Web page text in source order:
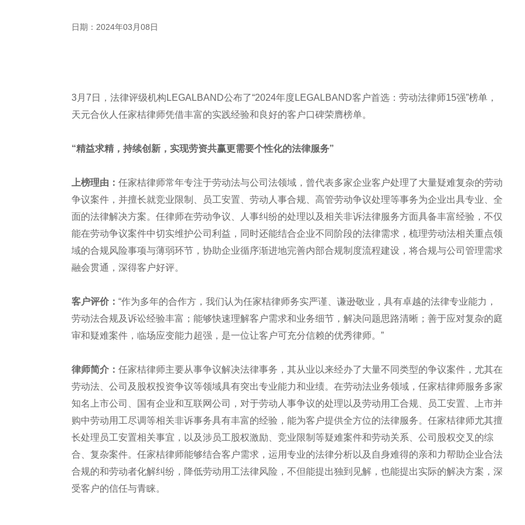
日期：2024年03月08日
3月7日，法律评级机构LEGALBAND公布了“2024年度LEGALBAND客户首选：劳动法律师15强”榜单，
天元合伙人任家桔律师凭借丰富的实践经验和良好的客户口碑荣膺榜单。
“精益求精，持续创新，实现劳资共赢更需要个性化的法律服务”
上榜理由： 任家桔律师常年专注于劳动法与公司法领域，曾代表多家企业客户处理了大量疑难复杂的劳动
争议案件，并擅长就竞业限制、员工安置、劳动人事合规、高管劳动争议处理等事务为企业出具专业、全
面的法律解决方案。任律师在劳动争议、人事纠纷的处理以及相关非诉法律服务方面具备丰富经验，不仅
能在劳动争议案件中切实维护公司利益，同时还能结合企业不同阶段的法律需求，梳理劳动法相关重点领
域的合规风险事项与薄弱环节，协助企业循序渐进地完善内部合规制度流程建设，将合规与公司管理需求
融会贯通，深得客户好评。
客户评价： “作为多年的合作方，我们认为任家桔律师务实严谨、谦逊敬业，具有卓越的法律专业能力，
劳动法合规及诉讼经验丰富；能够快速理解客户需求和业务细节，解决问题思路清晰；善于应对复杂的庭
审和疑难案件，临场应变能力超强，是一位让客户可充分信赖的优秀律师。”
律师简介： 任家桔律师主要从事争议解决法律事务，其从业以来经办了大量不同类型的争议案件，尤其在
劳动法、公司及股权投资争议等领域具有突出专业能力和业绩。在劳动法业务领域，任家桔律师服务多家
知名上市公司、国有企业和互联网公司，对于劳动人事争议的处理以及劳动用工合规、员工安置、上市并
购中劳动用工尽调等相关非诉事务具有丰富的经验，能为客户提供全方位的法律服务。任家桔律师尤其擅
长处理员工安置相关事宜，以及涉员工股权激励、竞业限制等疑难案件和劳动关系、公司股权交叉的综
合、复杂案件。任家桔律师能够结合客户需求，运用专业的法律分析以及自身难得的亲和力帮助企业合法
合规的和劳动者化解纠纷，降低劳动用工法律风险，不但能提出独到见解，也能提出实际的解决方案，深
受客户的信任与青睐。